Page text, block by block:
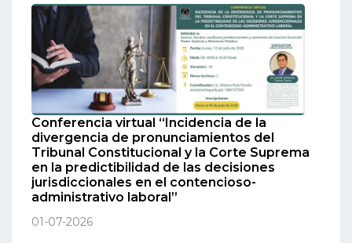
Conferencia virtual “Incidencia de la
divergencia de pronunciamientos del
Tribunal Constitucional y la Corte Suprema
en la predictibilidad de las decisiones
jurisdiccionales en el contencioso-
administrativo laboral”
01-07-2026